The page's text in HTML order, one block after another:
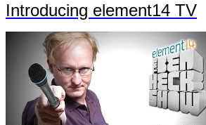
Introducing element14 TV